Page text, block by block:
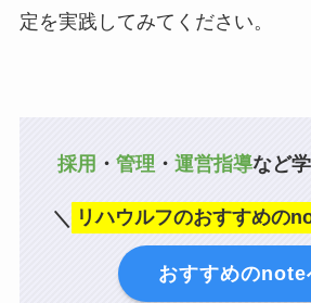
定を実践してみてください。
採用 ・ 管理 ・ 運営指導など
＼ リハウルフのおすすめの
おすすめのnote